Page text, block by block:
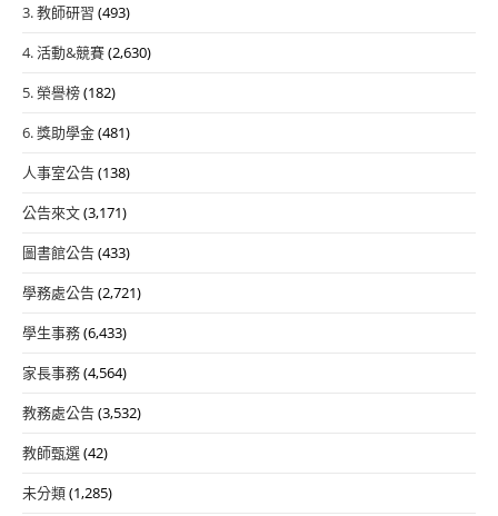
3. 教師研習 (493)
4. 活動&競賽(2,630)
5. 榮譽榜(182)
6. 獎助學金(481)
人事室公告(138)
公告來文(3,171)
圖書館公告(433)
學務處公告(2,721)
學生事務(6,433)
家長事務(4,564)
教務處公告(3,532)
教師甄選(42)
未分類(1,285)